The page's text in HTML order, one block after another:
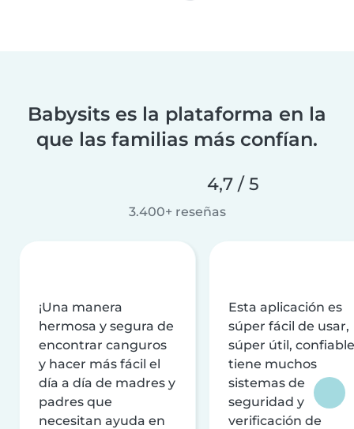
Babysits es la plataforma en la
que las familias más confían.
4,7 / 5
3.400+ reseñas
¡Una manera
hermosa y segura de
encontrar canguros
y hacer más fácil el
día a día de madres y
padres que
necesitan ayuda en
Esta aplicación es
súper fácil de usar,
súper útil,
tiene muchos
sistemas de
seguridad y
verificación de